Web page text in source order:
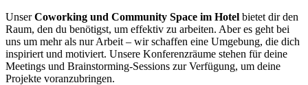
UnserCoworking und Community Space im Hotel bietet dir den
Raum, den du benötigst, um effektiv zu arbeiten. Aber es geht bei
uns um mehr als nur Arbeit – wir schaffen eine Umgebung, die dich
inspiriert und motiviert. Unsere Konferenzräume stehen für deine
Meetings und Brainstorming-Sessions zur Verfügung, um deine
Projekte voranzubringen.